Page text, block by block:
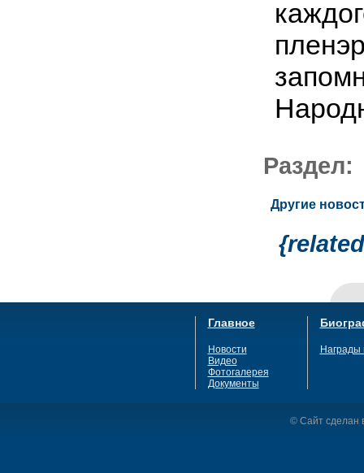
Другие
Главное
Новости
Видео
Фотогалерея
Документы
Награды
© Сайт сделан